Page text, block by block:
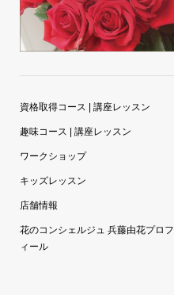
資格取得コース | 講座レッスン
趣味コース | 講座レッスン
ワークショップ
キッズレッスン
店舗情報
花のコンシェルジュ 兵藤由花プロフ
ィール